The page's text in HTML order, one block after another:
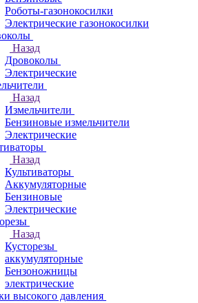
Роботы-газонокосилки
Электрические газонокосилки
Назад
Дровоколы
Электрические
Назад
Измельчители
Бензиновые измельчители
Электрические
Назад
Культиваторы
Аккумуляторные
Бензиновые
Электрические
Назад
Кусторезы
аккумуляторные
Бензоножницы
электрические
высокого давления